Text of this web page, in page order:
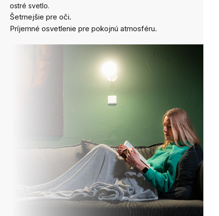
ostré svetlo.
Šetrnejšie pre oči.
Príjemné osvetlenie pre pokojnú atmosféru.